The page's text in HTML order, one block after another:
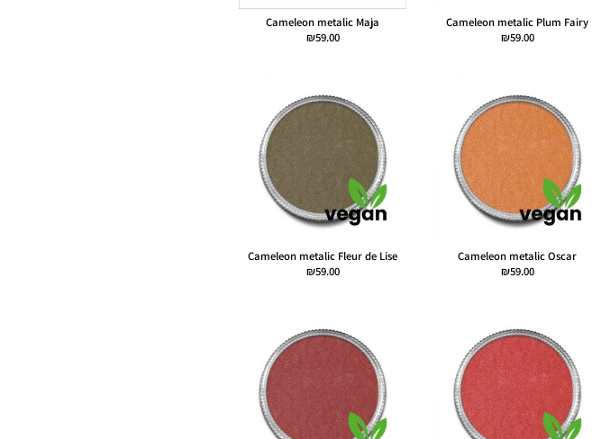
Cameleon metalic Plum Fairy
₪59.00
Cameleon metalic Maja
₪59.00
Cameleon metalic Oscar
₪59.00
Cameleon metalic Fleur de Lise
₪59.00